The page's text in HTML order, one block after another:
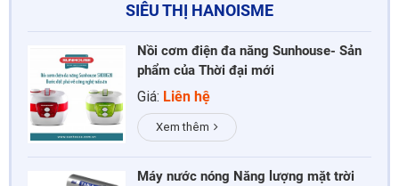
SIÊU THỊ HANOISME
Nồi cơm điện đa năng Sunhouse- Sản
phẩm của Thời đại mới
Giá: Liên hệ
Xem thêm
Máy nước nóng Năng lượng mặt trời